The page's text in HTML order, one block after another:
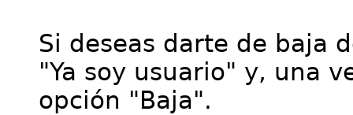
Si deseas darte de baja
"Ya soy usuario" y, una
opción "Baja".